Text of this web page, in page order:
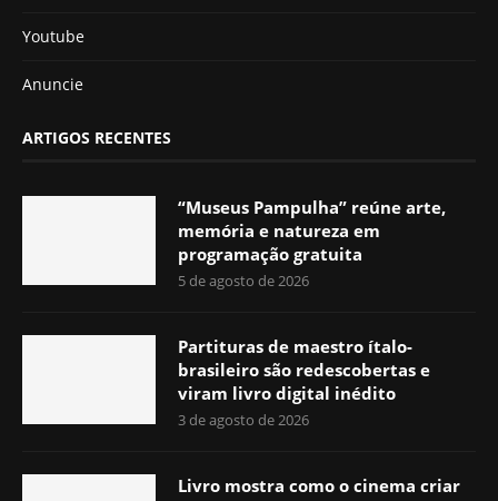
Youtube
Anuncie
ARTIGOS RECENTES
“Museus Pampulha” reúne arte,
memória e natureza em
programação gratuita
5 de agosto de 2026
Partituras de maestro ítalo-
brasileiro são redescobertas e
viram livro digital inédito
3 de agosto de 2026
Livro mostra como o cinema criar